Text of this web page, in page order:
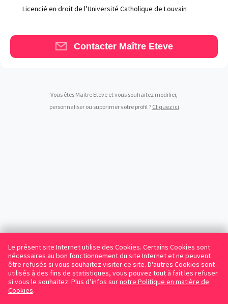
Qui sommes-nous
Une start-up 100% indépendante
Le présent site Internet utilise des Cookies. Certains Cookies sont
nécessaires au bon fonctionnement du site Internet et ne peuvent
être refusés si vous souhaitez visiter ce site. D'autres Cookies sont
utilisés à des fins de statistiques, vous pouvez tout à fait les refuser
si vous le souhaitez. Plus d’infos surnotre Politique en matière de
Cookies.
Licencié en droit de l’Université Catholique de Louvain
Contacter Maître Eteve
Vous êtes Maitre Eteve et vous souhaitez modifier,
personnaliser ou supprimer votre profil ? Cliquez ici